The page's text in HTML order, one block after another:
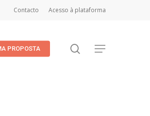
Contacto Acesso à plataforma
PROPOSTA search
Menu